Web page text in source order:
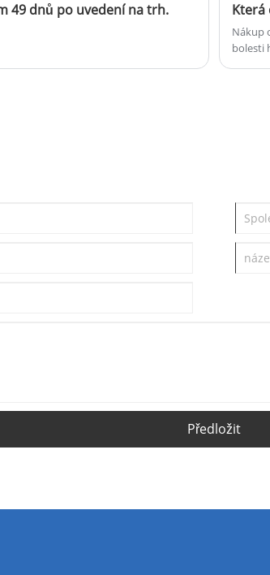
49 dnů po uvedení na trh. Která
Nákup
bolesti
Předložit